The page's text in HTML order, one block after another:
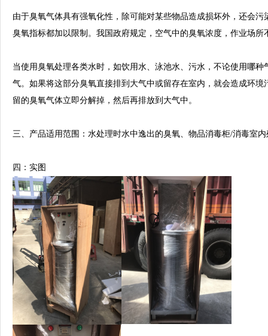
由于臭氧气体具有强氧化性，除可能对某些物品造成损坏外，还会
臭氧指标都加以限制。我国政府规定，空气中的臭氧浓度，作业场所
当使用臭氧处理各类水时，如饮用水、泳池水、污水，不论使用哪
气。如果将这部分臭氧直接排到大气中或留存在室内，就会造成环
留的臭氧气体立即分解掉，然后再排放到大气中。
三、产品适用范围： 水处理时水中逸出的臭氧、物品消毒柜/消毒室
四：实图